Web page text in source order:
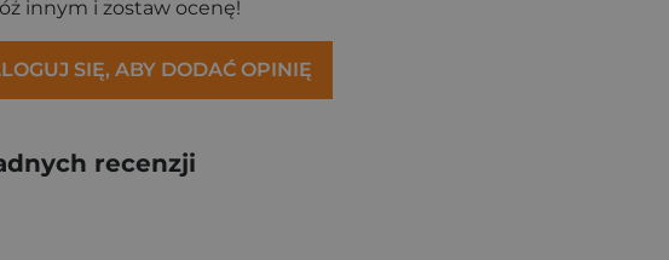
innym i zostaw ocenę!
SIĘ, ABY DODAĆ OPINIĘ
recenzji